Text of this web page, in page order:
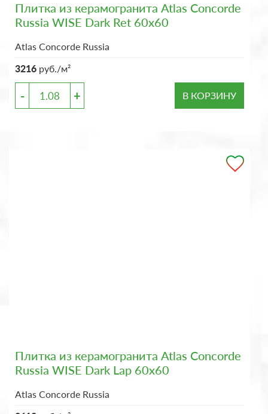
Плитка из керамогранита Atlas Concorde
Russia WISE Dark Ret 60x60
Atlas Concorde Russia
3216 руб./м²
- + В КОРЗИНУ
Плитка из керамогранита Atlas Concorde
Russia WISE Dark Lap 60x60
Atlas Concorde Russia